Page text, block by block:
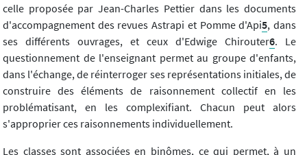
celle proposée par Jean-Charles Pettier dans les documents
d'accompagnement des revues Astrapi et Pomme d'Api5, dans
ses différents ouvrages, et ceux d'Edwige Chirouter6. Le
questionnement de l'enseignant permet au groupe d'enfants,
dans l'échange, de réinterroger ses représentations initiales, de
construire des éléments de raisonnement collectif en les
problématisant, en les complexifiant. Chacun peut alors
s'approprier ces raisonnements individuellement.
Les classes sont associées en binômes, ce qui permet, à un